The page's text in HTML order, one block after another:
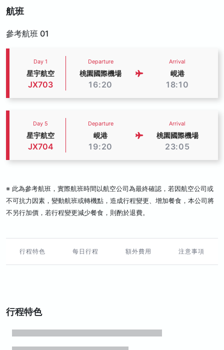
航班
參考航班 01
Day 1
星宇航空
JX703
Departure
桃園國際機場
16:20
Arrival
峴港
18:10
Day 5
星宇航空
JX704
Departure
峴港
19:20
Arrival
桃園國際機場
23:05
※ 此為參考航班，實際航班時間以航空公司為最終確認，若因航空公司或
不可抗力因素，變動航班或轉機點，造成行程變更、增加餐食，本公司將
不另行加價，若行程變更減少餐食，則酌於退費。
行程特色 每日行程 額外費用 注意事項
行程特色